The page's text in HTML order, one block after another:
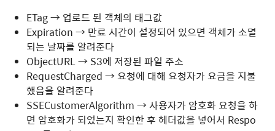
ETag → 업로드 된 객체의 태그값
Expiration → 만료 시간이 설정되어 있으면 객체가 소멸
되는 날짜를 알려준다
ObjectURL → S3에 저장된 파일 주소
RequestCharged → 요청에 대해 요청자가 요금을 지불
했음을 알려준다
SSECustomerAlgorithm → 사용자가 암호화 요청을 하
면 암호화가 되었는지 확인한 후 헤더값을 넣어서 Respo